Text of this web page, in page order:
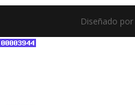
Diseñado por